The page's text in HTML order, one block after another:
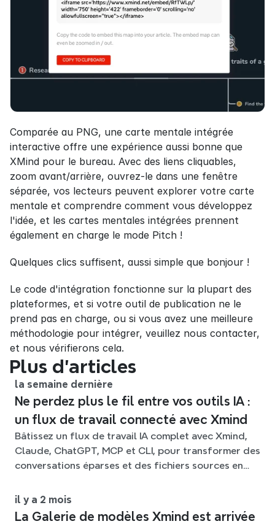
Comparée au PNG, une carte mentale intégrée
interactive offre une expérience aussi bonne que
XMind pour le bureau. Avec des liens cliquables,
zoom avant/arrière, ouvrez-le dans une fenêtre
séparée, vos lecteurs peuvent explorer votre carte
mentale et comprendre comment vous développez
l'idée, et les cartes mentales intégrées prennent
également en charge le mode Pitch !
Quelques clics suffisent, aussi simple que bonjour !
Le code d'intégration fonctionne sur la plupart des
plateformes, et si votre outil de publication ne le
prend pas en charge, ou si vous avez une meilleure
méthodologie pour intégrer, veuillez nous contacter,
et nous vérifierons cela.
Plus d’articles
la semaine dernière
Ne perdez plus le fil entre vos outils IA :
un flux de travail connecté avec Xmind
Bâtissez un flux de travail IA complet avec Xmind,
Claude, ChatGPT, MCP et CLI, pour transformer des
conversations éparses et des fichiers sources en
il y a 2 mois
La Galerie de modèles Xmind est arrivée